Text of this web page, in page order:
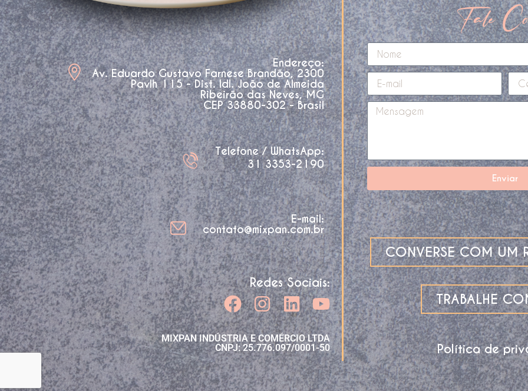
Endereço:
Av. Eduardo Gustavo Farnese Brandão, 2300
Pavlh 115 - Dist. Idl. João de Almeida
Ribeirão das Neves, MG
CEP 33880-302 - Brasil
Telefone / WhatsApp:
31 3353-2190
E-mail:
contato@mixpan.com.br
Redes Sociais:
MIXPAN INDÚSTRIA E COMÉRCIO LTDA
CNPJ: 25.776.097/0001-50
Fale
Enviar
CONVERSE COM UM
TRABALHE
Política de